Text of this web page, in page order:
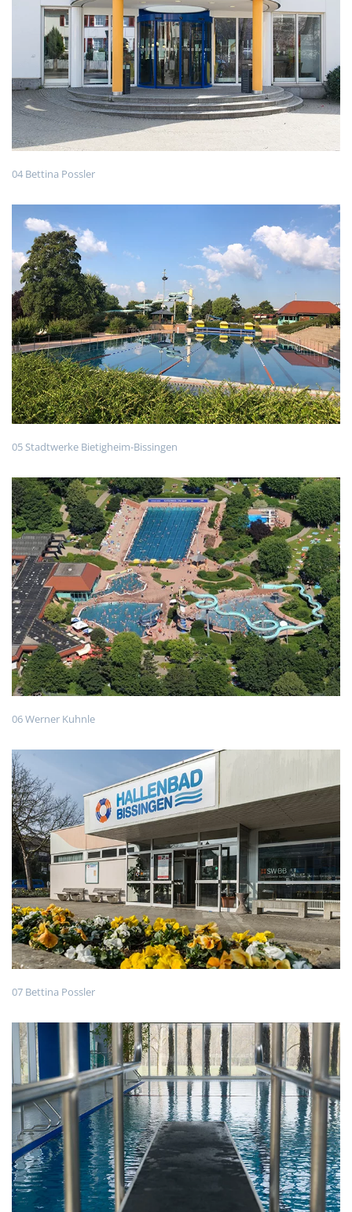
04 Bettina Possler
05 Stadtwerke Bietigheim-Bissingen
06 Werner Kuhnle
07 Bettina Possler